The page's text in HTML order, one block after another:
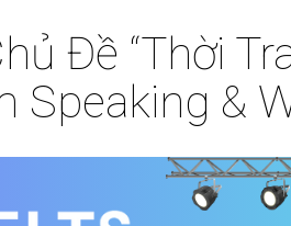
Đề “Thời
Speaking &